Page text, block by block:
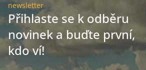
newsletter
Přihlaste se k odběru
novinek a buďte první,
kdo ví!